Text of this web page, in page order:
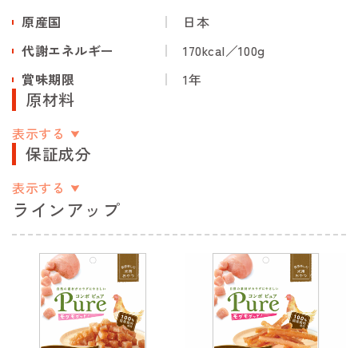
原産国
日本
代謝エネルギー
170kcal／100g
賞味期限
1年
原材料
表示する
保証成分
表示する
ラインアップ